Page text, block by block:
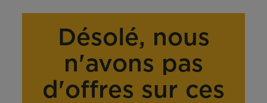
Désolé, nous
n'avons pas
d'offres sur ces